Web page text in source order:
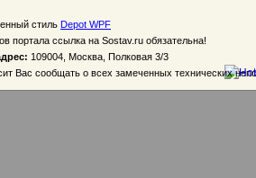
стиль Depot WPF
портала ссылка на Sostav.ru обязательна!
109004, Москва, Полковая 3/3
Вас сообщать о всех замеченных технических